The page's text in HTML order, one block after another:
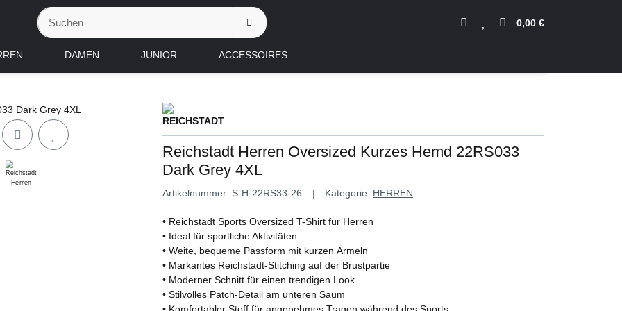
0,00 €
DAMEN JUNIOR ACCESSOIRES
Reichstadt Herren Oversized Kurzes Hemd 22RS033
Dark Grey 4XL
Artikelnummer: S-H-22RS33-26 Kategorie: HERREN
• Reichstadt Sports Oversized T-Shirt für Herren
• Ideal für sportliche Aktivitäten
• Weite, bequeme Passform mit kurzen Ärmeln
• Markantes Reichstadt-Stitching auf der Brustpartie
• Moderner Schnitt für einen trendigen Look
• Stilvolles Patch-Detail am unteren Saum
• Komfortabler Stoff für angenehmes Tragen während des Sports